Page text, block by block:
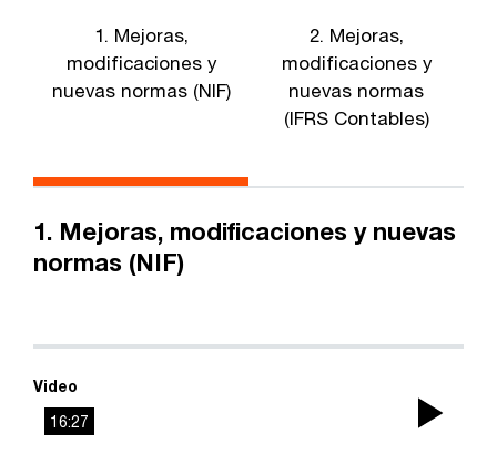
1. Mejoras,
modificaciones y
nuevas normas (NIF)
2. Mejoras,
modificaciones y
nuevas normas
(IFRS Contables)
1. Mejoras, modificaciones y nuevas
normas (NIF)
16:27
Video